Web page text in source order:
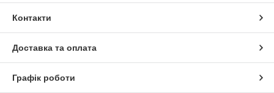
Контакти
Доставка та оплата
Графік роботи